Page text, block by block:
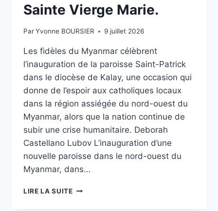
Sainte Vierge Marie.
ParYvonne BOURSIER 9 juillet 2026
Les fidèles du Myanmar célèbrent
l’inauguration de la paroisse Saint-Patrick
dans le diocèse de Kalay, une occasion qui
donne de l’espoir aux catholiques locaux
dans la région assiégée du nord-ouest du
Myanmar, alors que la nation continue de
subir une crise humanitaire. Deborah
Castellano Lubov L’inauguration d’une
nouvelle paroisse dans le nord-ouest du
Myanmar, dans…
LIRE LA SUITEINAUGURATION